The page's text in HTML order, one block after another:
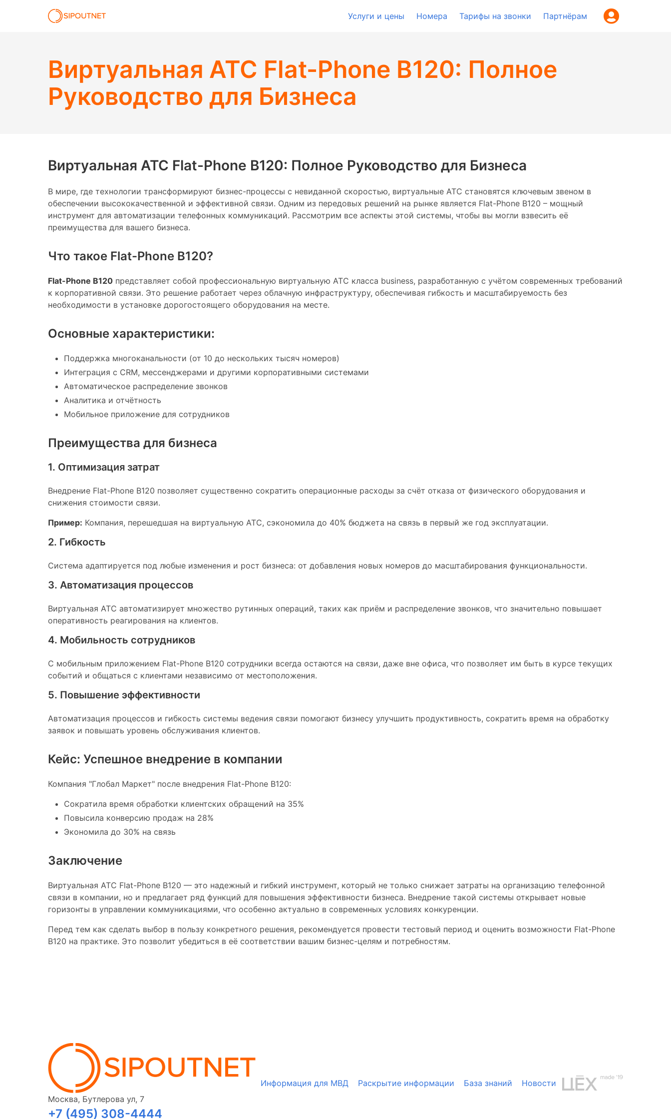
Услуги и цены Номера Тарифы на звонки Партнёрам
Виртуальная АТС Flat-Phone B120: Полное
Руководство для Бизнеса
Виртуальная АТС Flat-Phone B120: Полное Руководство для Бизнеса
В мире, где технологии трансформируют бизнес-процессы с невиданной скоростью, виртуальные АТС становятся ключевым звеном в
обеспечении высококачественной и эффективной связи. Одним из передовых решений на рынке является Flat-Phone B120 – мощный
инструмент для автоматизации телефонных коммуникаций. Рассмотрим все аспекты этой системы, чтобы вы могли взвесить её
преимущества для вашего бизнеса.
Что такое Flat-Phone B120?
Flat-Phone B120 представляет собой профессиональную виртуальную АТС класса business, разработанную с учётом современных требований
к корпоративной связи. Это решение работает через облачную инфраструктуру, обеспечивая гибкость и масштабируемость без
необходимости в установке дорогостоящего оборудования на месте.
Основные характеристики:
Поддержка многоканальности (от 10 до нескольких тысяч номеров)
Интеграция с CRM, мессенджерами и другими корпоративными системами
Автоматическое распределение звонков
Аналитика и отчётность
Мобильное приложение для сотрудников
Преимущества для бизнеса
1. Оптимизация затрат
Внедрение Flat-Phone B120 позволяет существенно сократить операционные расходы за счёт отказа от физического оборудования и
снижения стоимости связи.
Пример: Компания, перешедшая на виртуальную АТС, сэкономила до 40% бюджета на связь в первый же год эксплуатации.
2. Гибкость
Система адаптируется под любые изменения и рост бизнеса: от добавления новых номеров до масштабирования функциональности.
3. Автоматизация процессов
Виртуальная АТС автоматизирует множество рутинных операций, таких как приём и распределение звонков, что значительно повышает
оперативность реагирования на клиентов.
4. Мобильность сотрудников
С мобильным приложением Flat-Phone B120 сотрудники всегда остаются на связи, даже вне офиса, что позволяет им быть в курсе текущих
событий и общаться с клиентами независимо от местоположения.
5. Повышение эффективности
Автоматизация процессов и гибкость системы ведения связи помогают бизнесу улучшить продуктивность, сократить время на обработку
заявок и повышать уровень обслуживания клиентов.
Кейс: Успешное внедрение в компании
Компания "Глобал Маркет" после внедрения Flat-Phone B120:
Сократила время обработки клиентских обращений на 35%
Повысила конверсию продаж на 28%
Экономила до 30% на связь
Заключение
Виртуальная АТС Flat-Phone B120 — это надежный и гибкий инструмент, который не только снижает затраты на организацию телефонной
связи в компании, но и предлагает ряд функций для повышения эффективности бизнеса. Внедрение такой системы открывает новые
горизонты в управлении коммуникациями, что особенно актуально в современных условиях конкуренции.
Перед тем как сделать выбор в пользу конкретного решения, рекомендуется провести тестовый период и оценить возможности Flat-Phone
B120 на практике. Это позволит убедиться в её соответствии вашим бизнес-целям и потребностям.
Москва, Бутлерова ул, 7
+7 (495) 308-4444
Информация для МВД Раскрытие информации База знаний Новости